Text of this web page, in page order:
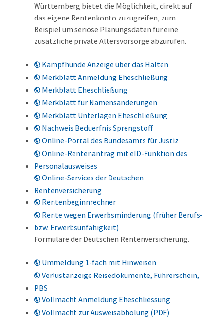
Württemberg bietet die Möglichkeit, direkt auf
das eigene Rentenkonto zuzugreifen, zum
Beispiel um seriöse Planungsdaten für eine
zusätzliche private Altersvorsorge abzurufen.
Kampfhunde Anzeige über das Halten
Merkblatt Anmeldung Eheschließung
Merkblatt Eheschließung
Merkblatt für Namensänderungen
Merkblatt Unterlagen Eheschließung
Nachweis Beduerfnis Sprengstoff
Online-Portal des Bundesamts für Justiz
Online-Rentenantrag mit eID-Funktion des
Personalausweises
Online-Services der Deutschen
Rentenversicherung
Rentenbeginnrechner
Rente wegen Erwerbsminderung (früher Berufs-
bzw. Erwerbsunfähigkeit)
Formulare der Deutschen Rentenversicherung.
Ummeldung 1-fach mit Hinweisen
Verlustanzeige Reisedokumente, Führerschein,
PBS
Vollmacht Anmeldung Eheschliessung
Vollmacht zur Ausweisabholung (PDF)